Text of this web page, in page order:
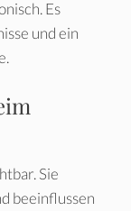
Es
und ein
Sie
beeinflussen